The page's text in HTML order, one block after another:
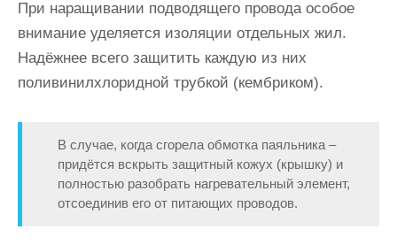
При наращивании подводящего провода особое
внимание уделяется изоляции отдельных жил.
Надёжнее всего защитить каждую из них
поливинилхлоридной трубкой (кембриком).
В случае, когда сгорела обмотка паяльника –
придётся вскрыть защитный кожух (крышку) и
полностью разобрать нагревательный элемент,
отсоединив его от питающих проводов.